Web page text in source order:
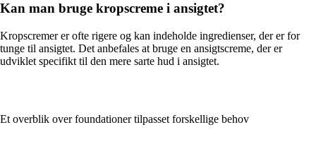
Kan man bruge kropscreme i ansigtet?
Kropscremer er ofte rigere og kan indeholde ingredienser, der er for
tunge til ansigtet. Det anbefales at bruge en ansigtscreme, der er
udviklet specifikt til den mere sarte hud i ansigtet.
Et overblik over foundationer tilpasset forskellige behov